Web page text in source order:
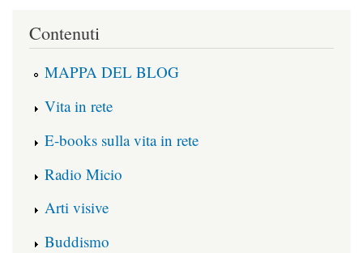
Contenuti
MAPPA DEL BLOG
Vita in rete
E-books sulla vita in rete
Radio Micio
Arti visive
Buddismo